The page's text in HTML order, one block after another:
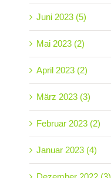
Juni 2023 (5)
Mai 2023 (2)
April 2023 (2)
März 2023 (3)
Februar 2023 (2)
Januar 2023 (4)